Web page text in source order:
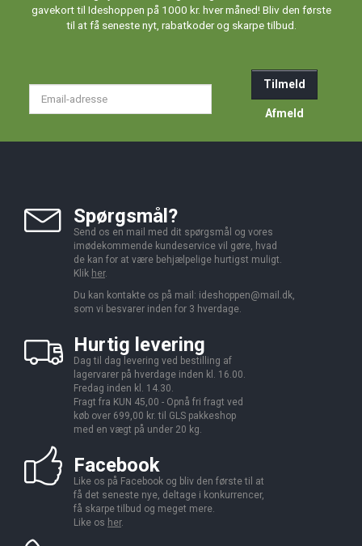
gavekort til Ideshoppen på 1000 kr. hver måned! Bliv den første
til at få seneste nyt, rabatkoder og skarpe tilbud.
Tilmeld
Afmeld
Spørgsmål?
Send os en mail med dit spørgsmål og vores
imødekommende kundeservice vil gøre, hvad
de kan for at være behjælpelige hurtigst muligt.
Klik her.
Du kan kontakte os på mail: ideshoppen@mail.dk,
som vi besvarer inden for 3 hverdage.
Hurtig levering
Dag til dag levering ved bestilling af
lagervarer på hverdage inden kl. 16.00.
Fredag inden kl. 14.30.
Fragt fra KUN 45,00 - Opnå fri fragt ved
køb over 699,00 kr. til GLS pakkeshop
med en vægt på under 20 kg.
Facebook
Like os på Facebook og bliv den første til at
få det seneste nye, deltage i konkurrencer,
få skarpe tilbud og meget mere.
Like os her.